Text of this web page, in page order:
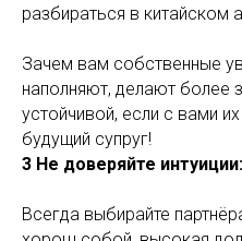
разбираться в китайском
Зачем вам собственные
наполняют, делают более
устойчивой, если с вами
будущий супруг!
3 Не доверяйте интуиции:
Всегда выбирайте